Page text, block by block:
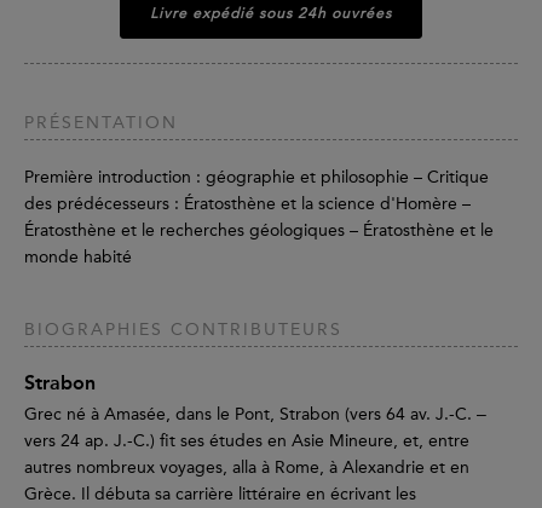
Livre expédié sous 24h ouvrées
PRÉSENTATION
Première introduction : géographie et philosophie – Critique
des prédécesseurs : Ératosthène et la science d'Homère –
Ératosthène et le recherches géologiques – Ératosthène et le
monde habité
BIOGRAPHIES CONTRIBUTEURS
Strabon
Grec né à Amasée, dans le Pont, Strabon (vers 64 av. J.-C. ‒
vers 24 ap. J.-C.) fit ses études en Asie Mineure, et, entre
autres nombreux voyages, alla à Rome, à Alexandrie et en
Grèce. Il débuta sa carrière littéraire en écrivant les